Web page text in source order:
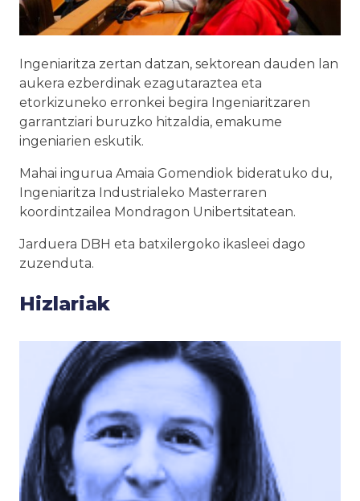
Ingeniaritza zertan datzan, sektorean dauden lan
aukera ezberdinak ezagutaraztea eta
etorkizuneko erronkei begira Ingeniaritzaren
garrantziari buruzko hitzaldia, emakume
ingeniarien eskutik.
Mahai ingurua Amaia Gomendiok bideratuko du,
Ingeniaritza Industrialeko Masterraren
koordintzailea Mondragon Unibertsitatean.
Jarduera DBH eta batxilergoko ikasleei dago
zuzenduta.
Hizlariak